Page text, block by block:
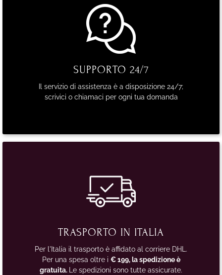
SUPPORTO 24/7
Il servizio di assistenza è a disposizione 24/7;
scrivici o chiamaci per ogni tua domanda
TRASPORTO IN ITALIA
Per l'Italia il trasporto è affidato al corriere DHL.
Per una spesa oltre i € 199, la spedizione è
gratuita.
Le spedizioni sono tutte assicurate.